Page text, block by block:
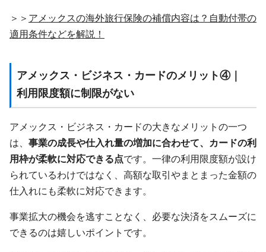
＞＞ アメックスの海外旅行保険の補償内容は？自動付帯の
適用条件などを解説！
アメックス・ビジネス・カードのメリット④｜
利用限度額に制限がない
アメックス・ビジネス・カードの大きなメリットの一つ
は、 事業の成長や仕入れ量の増加に合わせて、カードの利
用枠が柔軟に対応できる点です。一律の利用限度額が設け
られているわけではなく、高額な取引やまとまった金額の
仕入れにも柔軟に対応できます。
事業拡大の機会を逃すことなく、必要な決済をスムーズに
できるのは嬉しいポイントです。